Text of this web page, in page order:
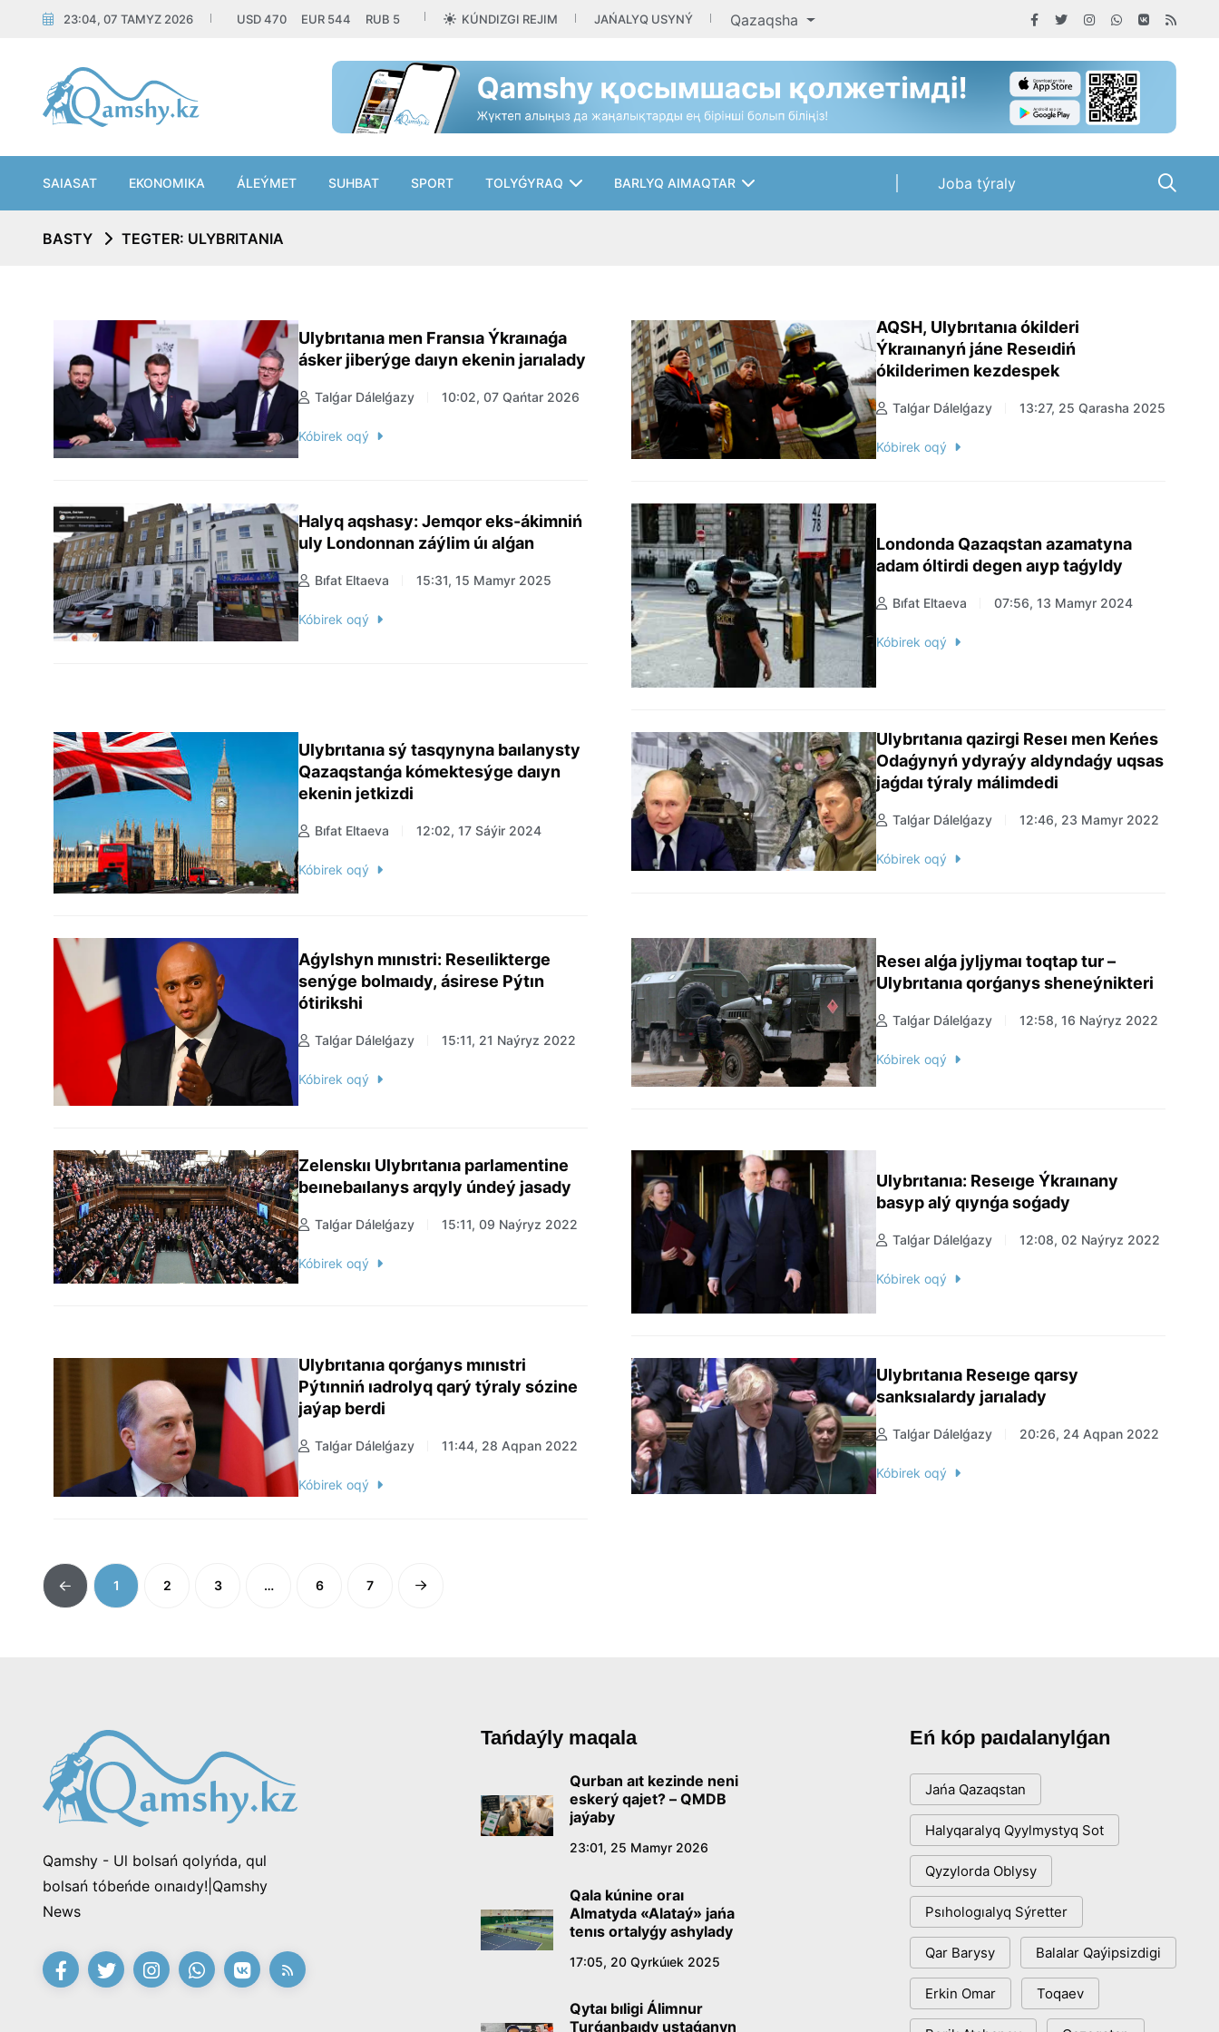
23:04, 07 TAMYZ 2026 USD470 EUR 544 RUB 5 KÚNDIZGI REJIM JAŃALYQ USYNÝ Qazaqsha
SAIASAT EKONOMIKA ÁLEÝMET SUHBAT SPORT TOLYǴYRAQ BARLYQ AIMAQTAR Joba týraly
BASTY TEGTER: ULYBRITANIA
Ulybrıtanıa men Fransıa Ýkraınaǵa
ásker jiberýge daıyn ekenin jarıalady
Talǵar Dálelǵazy 10:02, 07 Qańtar 2026
Kóbirek oqý
AQSH, Ulybrıtanıa ókilderi
Ýkraınanyń jáne Reseıdiń
ókilderimen kezdespek
Talǵar Dálelǵazy 13:27, 25 Qarasha 2025
Kóbirek oqý
Halyq aqshasy: Jemqor eks-ákimniń
uly Londonnan záýlim úı alǵan
Bıfat Eltaeva 15:31, 15 Mamyr 2025
Kóbirek oqý
Londonda Qazaqstan azamatyna
adam óltirdi degen aıyp taǵyldy
Bıfat Eltaeva 07:56, 13 Mamyr 2024
Kóbirek oqý
Ulybrıtanıa sý tasqynyna baılanysty
Qazaqstanǵa kómektesýge daıyn
ekenin jetkizdi
Bıfat Eltaeva 12:02, 17 Sáýir 2024
Kóbirek oqý
Ulybrıtanıa qazirgi Reseı men Keńes
Odaǵynyń ydyraýy aldyndaǵy uqsas
jaǵdaı týraly málimdedi
Talǵar Dálelǵazy 12:46, 23 Mamyr 2022
Kóbirek oqý
Aǵylshyn mınıstri: Reseılikterge
senýge bolmaıdy, ásirese Pýtın
ótirikshi
Talǵar Dálelǵazy 15:11, 21 Naýryz 2022
Kóbirek oqý
Reseı alǵa jyljymaı toqtap tur –
Ulybrıtanıa qorǵanys sheneýnikteri
Talǵar Dálelǵazy 12:58, 16 Naýryz 2022
Kóbirek oqý
Zelenskıı Ulybrıtanıa parlamentine
beınebaılanys arqyly úndeý jasady
Talǵar Dálelǵazy 15:11, 09 Naýryz 2022
Kóbirek oqý
Ulybrıtanıa: Reseıge Ýkraınany
basyp alý qıynǵa soǵady
Talǵar Dálelǵazy 12:08, 02 Naýryz 2022
Kóbirek oqý
Ulybrıtanıa qorǵanys mınıstri
Pýtınniń ıadrolyq qarý týraly sózine
jaýap berdi
Talǵar Dálelǵazy 11:44, 28 Aqpan 2022
Kóbirek oqý
Ulybrıtanıa Reseıge qarsy
sanksıalardy jarıalady
Talǵar Dálelǵazy 20:26, 24 Aqpan 2022
Kóbirek oqý
1 2 3 … 6 7
Qamshy - Ul bolsań qolyńda, qul
bolsań tóbeńde oınaıdy!|Qamshy
News
Tańdaýly maqala
Qurban aıt kezinde neni
eskerý qajet? – QMDB
jaýaby
23:01, 25 Mamyr 2026
Qala kúnine oraı
Almatyda «Alataý» jańa
tenıs ortalyǵy ashylady
17:05, 20 Qyrkúıek 2025
Qytaı bıligi Álimnur
Turǵanbaıdy ustaǵanyn
Eń kóp paıdalanylǵan
Jańa Qazaqstan
Halyqaralyq Qyylmystyq Sot
Qyzylorda Oblysy
Psıhologıalyq Sýretter
Qar Barysy Balalar Qaýipsizdigi
Erkin Omar Toqaev